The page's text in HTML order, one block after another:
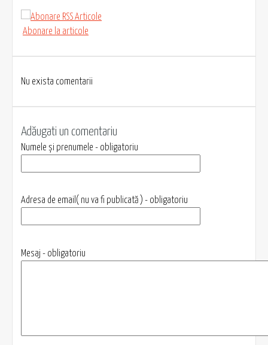
Abonare la articole
Nu exista comentarii
Adăugati un comentariu
Numele și prenumele - obligatoriu
Adresa de email( nu va fi publicată ) - obligatoriu
Mesaj - obligatoriu